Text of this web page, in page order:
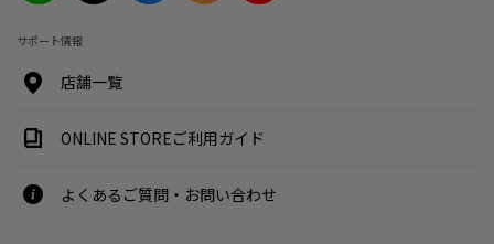
サポート情報
店舗一覧
ONLINE STOREご利用ガイド
よくあるご質問・お問い合わせ